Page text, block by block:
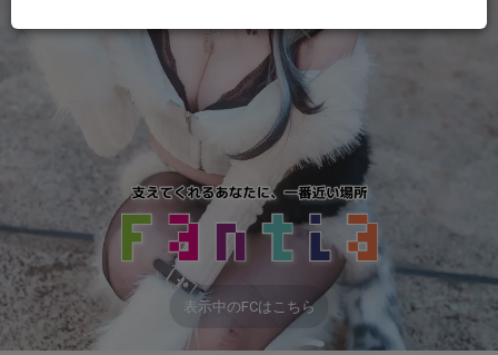
表示中のFCはこちら